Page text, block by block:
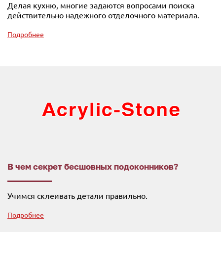
Делая кухню, многие задаются вопросами поиска
действительно надежного отделочного материала.
Подробнее
В чем секрет бесшовных подоконников?
Учимся склеивать детали правильно.
Подробнее